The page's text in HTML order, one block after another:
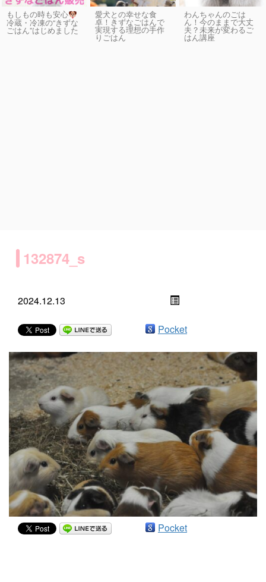
もしもの時も安心
冷蔵・冷凍の“きずな
ごはん”はじめました
愛犬との幸せな食
卓！きずなごはんで
実現する理想の手作
りごはん
わんちゃんのごは
ん！今のままで大丈
夫？未来が変わるご
はん講座
132874_s
2024.12.13
Pocket
Pocket